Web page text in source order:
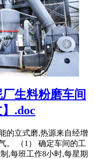
生料粉磨车间
.doc
的立式磨,热源来自经增
。 （1） 确定车间的工
,每班工作8小时,每星期